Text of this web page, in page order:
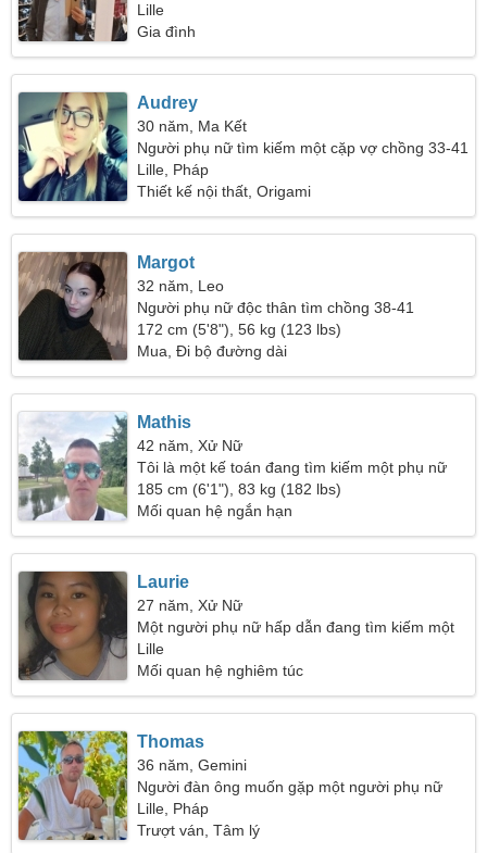
Lille
Gia đình
Audrey
30 năm, Ma Kết
Người phụ nữ tìm kiếm một cặp vợ chồng 33-41
Lille, Pháp
Thiết kế nội thất, Origami
Margot
32 năm, Leo
Người phụ nữ độc thân tìm chồng 38-41
172 cm (5'8"), 56 kg (123 lbs)
Mua, Đi bộ đường dài
Mathis
42 năm, Xử Nữ
Tôi là một kế toán đang tìm kiếm một phụ nữ
xinh đẹp
185 cm (6'1"), 83 kg (182 lbs)
Mối quan hệ ngắn hạn
Laurie
27 năm, Xử Nữ
Một người phụ nữ hấp dẫn đang tìm kiếm một
người đàn ông
Lille
Mối quan hệ nghiêm túc
Thomas
36 năm, Gemini
Người đàn ông muốn gặp một người phụ nữ
Lille, Pháp
Trượt ván, Tâm lý